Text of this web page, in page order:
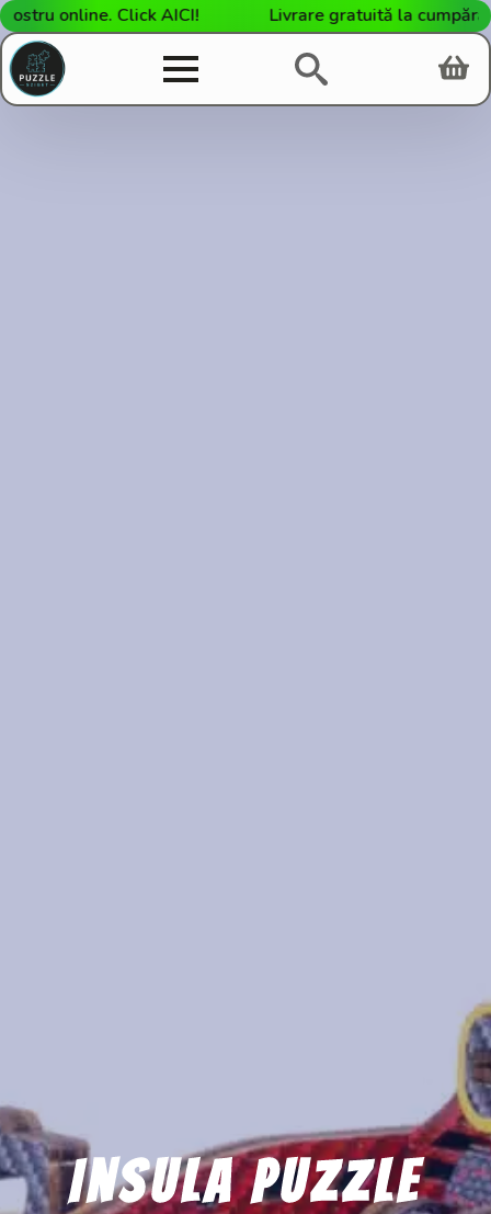
online. Click AICI! Livrare gratuită la
Insula Puzzle